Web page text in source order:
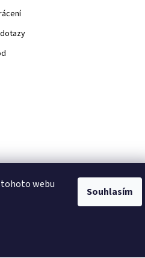
tohoto webu
Souhlasím